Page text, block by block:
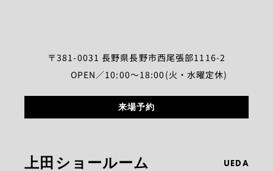
〒381-0031 長野県長野市西尾張部1116-2
OPEN／10:00～18:00(火・水曜定休)
来場予約
上田ショールーム UEDA